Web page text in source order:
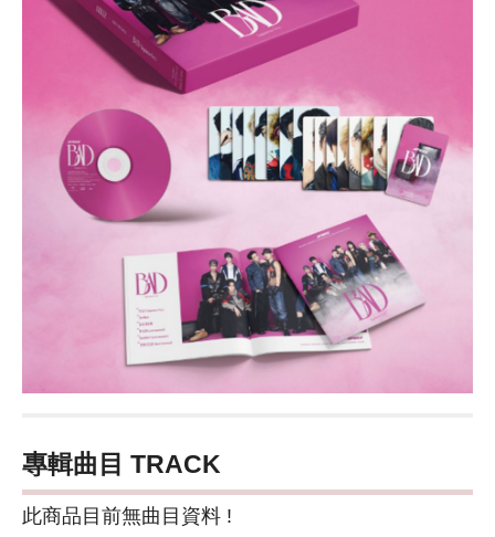
專輯曲目 TRACK
此商品目前無曲目資料 !